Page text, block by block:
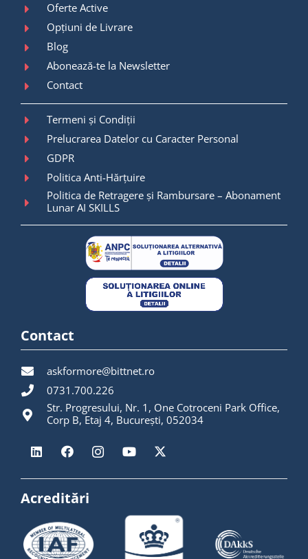
Oferte Active
Opțiuni de Livrare
Blog
Abonează-te la Newsletter
Contact
Termeni și Condiții
Prelucrarea Datelor cu Caracter Personal
GDPR
Politica Anti-Hărțuire
Politica de Retragere și Rambursare – Abonament
Lunar AI SKILLS
Contact
askformore@bittnet.ro
0731.700.226
Str. Progresului, Nr. 1, One Cotroceni Park Office,
Corp B, Etaj 4, București, 052034
Acreditări